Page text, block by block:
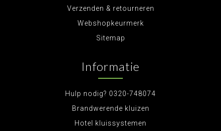
Verzenden & retourneren
Webshopkeurmerk
Sitemap
Informatie
Hulp nodig? 0320-748074
Brandwerende kluizen
Hotel kluissystemen